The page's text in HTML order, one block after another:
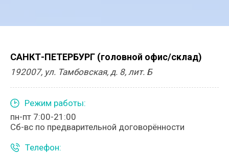
САНКТ-ПЕТЕРБУРГ (головной офис/склад)
192007, ул. Тамбовская, д. 8, лит. Б
Режим работы:
пн-пт 7:00-21:00
Сб-вс по предварительной договорённости
Телефон: